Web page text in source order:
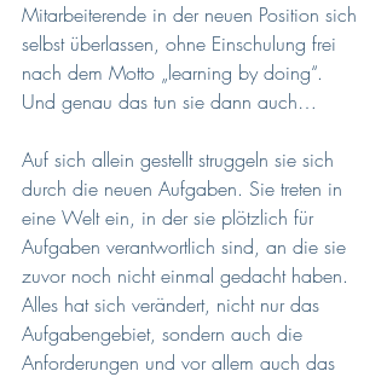
Mitarbeiterende in der neuen Position sich
selbst überlassen, ohne Einschulung frei
nach dem Motto „learning by doing“.
Und genau das tun sie dann auch…
Auf sich allein gestellt struggeln sie sich
durch die neuen Aufgaben. Sie treten in
eine Welt ein, in der sie plötzlich für
Aufgaben verantwortlich sind, an die sie
zuvor noch nicht einmal gedacht haben.
Alles hat sich verändert, nicht nur das
Aufgabengebiet, sondern auch die
Anforderungen und vor allem auch das